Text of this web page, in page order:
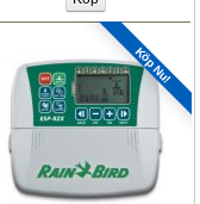
Köp Nu!